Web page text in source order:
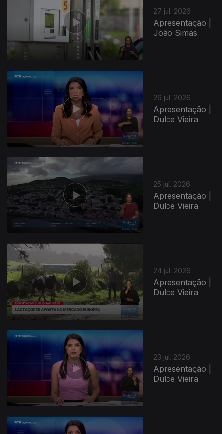
27 jul. 2026
Apresentação |
João Simas
26 jul. 2026
Apresentação |
Dulce Vieira
25 jul. 2026
Apresentação |
Dulce Vieira
24 jul. 2026
Apresentação |
Dulce Vieira
23 jul. 2026
Apresentação |
Dulce Vieira